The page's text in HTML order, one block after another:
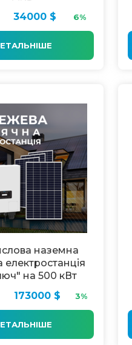
34000 $ 6%
наземна
електростанція
на 500 кВт
173000 $ 3%